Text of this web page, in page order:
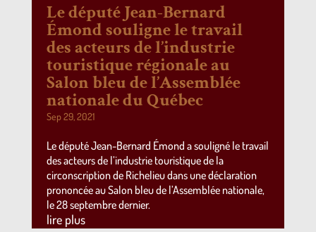
Le député Jean-Bernard
Émond souligne le travail
des acteurs de l’industrie
touristique régionale au
Salon bleu de l’Assemblée
nationale du Québec
Sep 29, 2021
Le député Jean-Bernard Émond a souligné le travail
des acteurs de l’industrie touristique de la
circonscription de Richelieu dans une déclaration
prononcée au Salon bleu de l’Assemblée nationale,
le 28 septembre dernier.
lire plus